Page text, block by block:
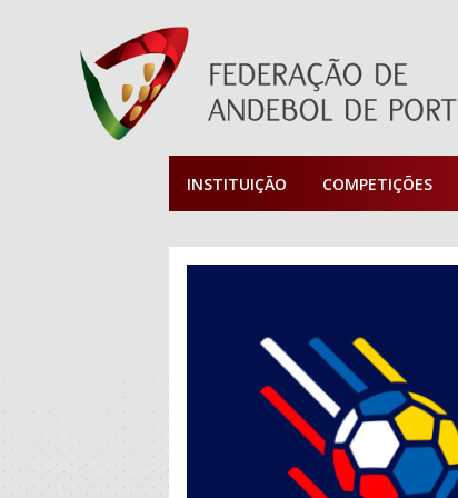
INSTITUIÇÃO COMPETIÇÕES